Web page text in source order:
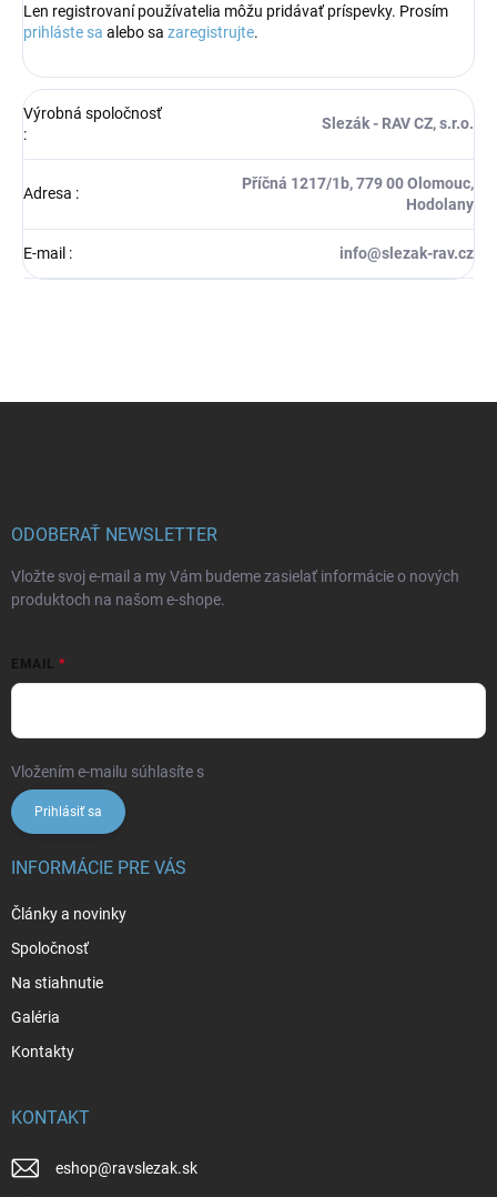
Len registrovaní používatelia môžu pridávať príspevky. Prosím
prihláste sa alebo sa zaregistrujte.
Výrobná spoločnosť
:
Slezák - RAV CZ, s.r.o.
Adresa :
Příčná 1217/1b, 779 00 Olomouc,
Hodolany
E-mail : info@slezak-rav.cz
ODOBERAŤ NEWSLETTER
Vložte svoj e-mail a my Vám budeme zasielať informácie o nových
produktoch na našom e-shope.
EMAIL
Vložením e-mailu súhlasíte s
Prihlásiť sa
INFORMÁCIE PRE VÁS
Články a novinky
Spoločnosť
Na stiahnutie
Galéria
Kontakty
KONTAKT
eshop@ravslezak.sk